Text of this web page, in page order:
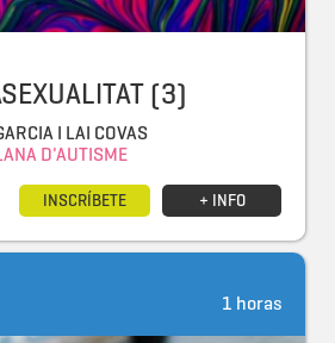
(3)
I LAI COVAS
D'AUTISME
+ INFO
INSCRÍBETE
1 horas